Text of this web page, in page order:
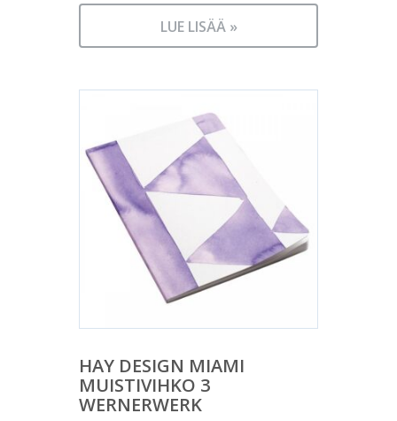
LUE LISÄÄ »
HAY DESIGN MIAMI
MUISTIVIHKO 3
WERNERWERK